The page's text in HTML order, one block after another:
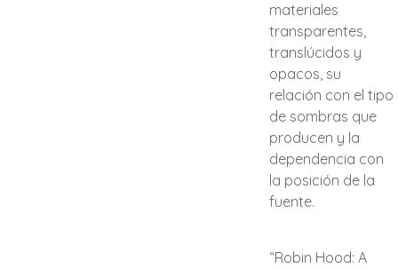
materiales
transparentes,
translúcidos y
opacos, su
relación con el tipo
de sombras que
producen y la
dependencia con
la posición de la
fuente.
“Robin Hood: A